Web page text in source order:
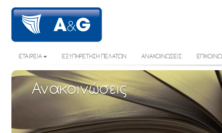
ΕΤΑΙΡΕΙΑ ΕΞΥΠΗΡΕΤΗΣΗ ΠΕΛΑΤΩΝ ΑΝΑΚΟΙΝΩΣΕΙΣ
Ανακοινώσεις